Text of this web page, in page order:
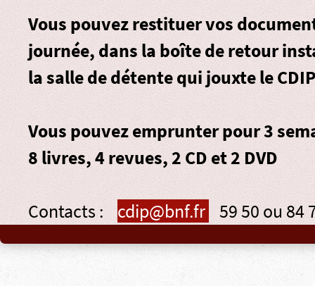
Vous pouvez restituer vos
journée, dans la boîte de retour
la salle de détente qui jouxte le
Vous pouvez emprunter pour 3
8 livres, 4 revues, 2 CD et 2 DVD
Contacts : cdip@bnf.fr 59 50 ou 84